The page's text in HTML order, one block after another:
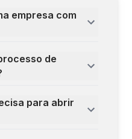
empresa com
de
para abrir